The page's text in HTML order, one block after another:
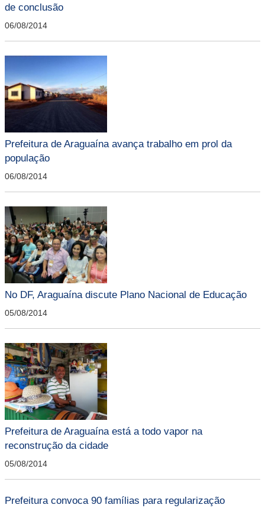
de conclusão
06/08/2014
Prefeitura de Araguaína avança trabalho em prol da
população
06/08/2014
No DF, Araguaína discute Plano Nacional de Educação
05/08/2014
Prefeitura de Araguaína está a todo vapor na
reconstrução da cidade
05/08/2014
Prefeitura convoca 90 famílias para regularização